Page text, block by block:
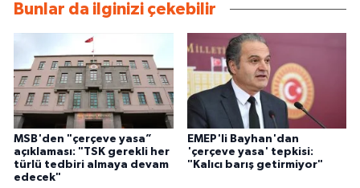
Bunlar da ilginizi çekebilir
MSB'den "çerçeve yasa”
açıklaması: "TSK gerekli her
türlü tedbiri almaya devam
edecek"
EMEP'li Bayhan'dan
'çerçeve yasa' tepkisi:
"Kalıcı barış getirmiyor"